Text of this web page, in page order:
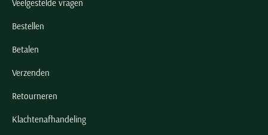
Veelgestelde vragen
Bestellen
Betalen
Verzenden
Retourneren
Klachtenafhandeling